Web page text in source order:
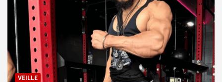
VEILLE